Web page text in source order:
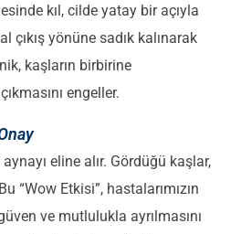
kıl, cilde yatay bir açıyla
çıkış yönüne sadık kalınarak
kaşların birbirine
engeller.
eline alır. Gördüğü kaşlar,
“Wow Etkisi”, hastalarımızın
ve mutlulukla ayrılmasını